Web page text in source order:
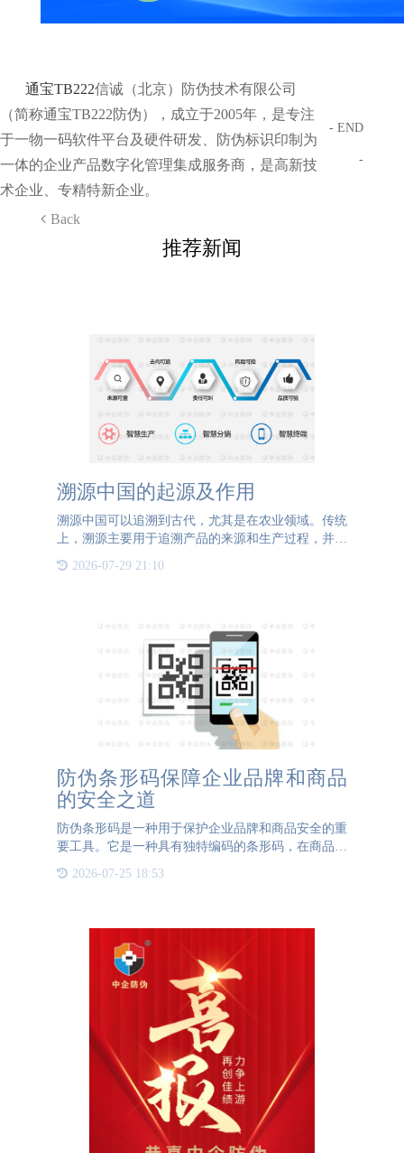
通宝TB222信诚（北京）防伪技术有限公司
（简称通宝TB222防伪），成立于2005年，是专注
于一物一码软件平台及硬件研发、防伪标识印制为
一体的企业产品数字化管理集成服务商，是高新技
术企业、专精特新企业。
Back
- END
-
推荐新闻
溯源中国的起源及作用
溯源中国可以追溯到古代，尤其是在农业领域。传统
上，溯源主要用于追溯产品的来源和生产过程，并保
有以下作用：保障食品安全：中国是一个人口众多的
2026-07-29 21:10
防伪条形码保障企业品牌和商品
的安全之道
防伪条形码是一种用于保护企业品牌和商品安全的重
要工具。它是一种具有独特编码的条形码，在商品包
概念，以及它对企业带来的好处。什么是防伪条形
2026-07-25 18:53